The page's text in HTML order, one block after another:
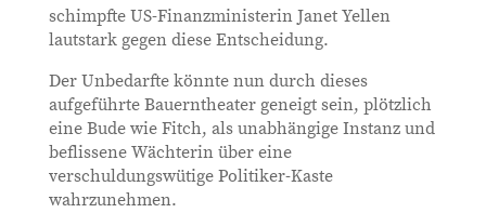
schimpfte US-Finanzministerin Janet Yellen
lautstark gegen diese Entscheidung.
Der Unbedarfte könnte nun durch dieses
aufgeführte Bauerntheater geneigt sein, plötzlich
eine Bude wie Fitch, als unabhängige Instanz und
beflissene Wächterin über eine
verschuldungswütige Politiker-Kaste
wahrzunehmen.